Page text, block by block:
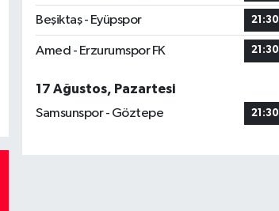
Beşiktaş - Eyüpspor 21:30
Amed - Erzurumspor FK 21:30
17 Ağustos, Pazartesi
Samsunspor - Göztepe
21:30